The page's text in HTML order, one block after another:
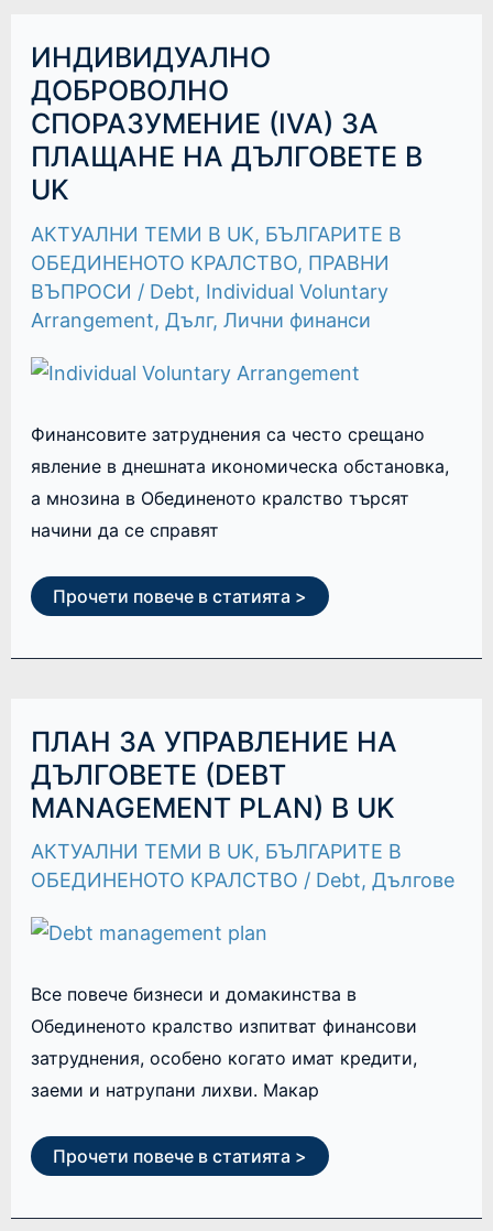
ИНДИВИДУАЛНО
ДОБРОВОЛНО
СПОРАЗУМЕНИЕ (IVA) ЗА
ПЛАЩАНЕ НА ДЪЛГОВЕТЕ В
UK
АКТУАЛНИ ТЕМИ В UK, БЪЛГАРИТЕ В
ОБЕДИНЕНОТО КРАЛСТВО, ПРАВНИ
ВЪПРОСИ / Debt, Individual Voluntary
Arrangement, Дълг, Лични финанси
Финансовите затруднения са често срещано
явление в днешната икономическа обстановка,
а мнозина в Обединеното кралство търсят
начини да се справят
ИНДИВИДУАЛНО
ДОБРОВОЛНО
СПОРАЗУМЕНИЕ
(IVA)
ЗА
ПЛАЩАНЕ
НА
ДЪЛГОВЕТЕ
В
Прочети повече в статията >
ПЛАН ЗА УПРАВЛЕНИЕ НА
ДЪЛГОВЕТЕ (DEBT
MANAGEMENT PLAN) В UK
АКТУАЛНИ ТЕМИ В UK, БЪЛГАРИТЕ В
ОБЕДИНЕНОТО КРАЛСТВО / Debt, Дългове
Все повече бизнеси и домакинства в
Обединеното кралство изпитват финансови
затруднения, особено когато имат кредити,
заеми и натрупани лихви. Макар
ПЛАН
ЗА
УПРАВЛЕНИЕ
НА
ДЪЛГОВЕТЕ
(DEBT
PLAN)
В
UK
Прочети повече в статията >